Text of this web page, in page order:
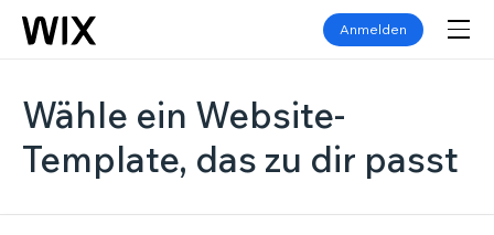
Anmelden
Wähle ein Website-
Template, das zu dir passt